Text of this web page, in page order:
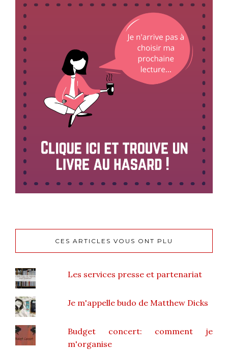
CES ARTICLES VOUS ONT PLU
Les services presse et partenariat
Je m'appelle budo de Matthew Dicks
Budget concert: comment je
m'organise